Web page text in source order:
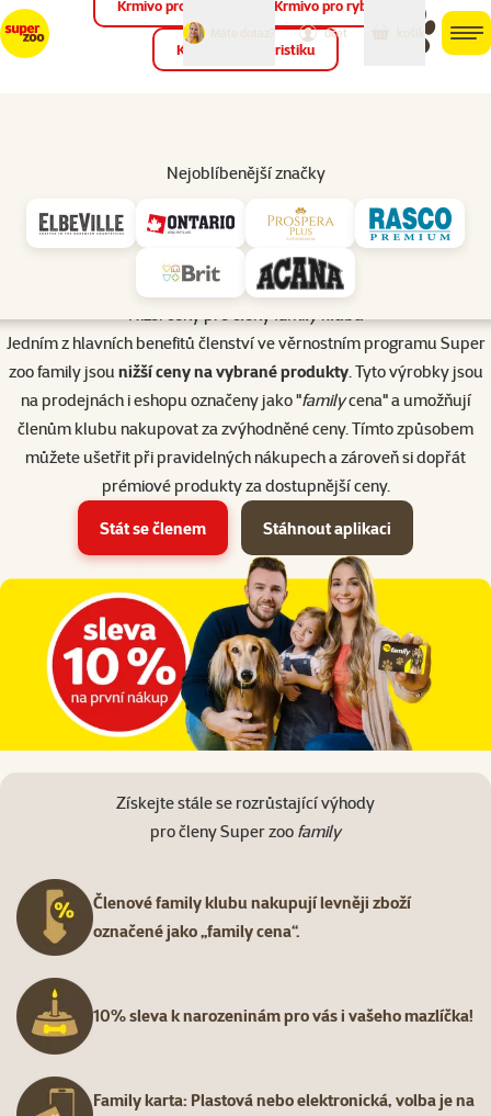
můj
účet
Krmivo pro ptáky Krmivo pro ryby
Krmivo pro teraristiku
Nejoblíbenější značky
Věrnostní program Super zoo family
Nižší ceny pro členyfamilyklubu
Jedním z hlavních benefitů členství ve věrnostním programu Super
zoo family jsou nižší ceny na vybrané produkty. Tyto výrobky jsou
na prodejnách i eshopu označeny jako "familycena" a umožňují
členům klubu nakupovat za zvýhodněné ceny. Tímto způsobem
můžete ušetřit při pravidelných nákupech a zároveň si dopřát
prémiové produkty za dostupnější ceny.
Stát se členem Stáhnout aplikaci
Získejte stále se rozrůstající výhody
pro členy Super zoo family
Členové family klubu nakupují levněji zboží
označené jako „family cena“.
10% sleva k narozeninám pro vás i vašeho mazlíčka!
Family karta: Plastová nebo elektronická, volba je na